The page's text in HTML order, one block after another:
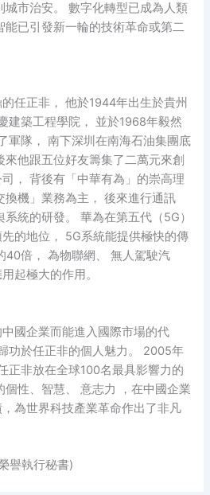
城市治安。 數字化轉型已成為人類
能已引發新一輪的技術革命或第二
任正非， 他於1944年出生於貴州
建築工程學院， 並於1968年毅然
軍隊， 南下深圳在南海石油集團底
他跟五位好友籌集了二萬元來創
， 背後有「中華有為」的崇高理
換機」業務為主， 後來進行通訊
系統的研發。 華為在第五代（5G）
的地位， 5G系統能提供極快的傳
40倍， 為物聯網、 無人駕駛汽
起極大的作用。
國企業而能進入國際市場的代
功於任正非的個人魅力。 2005年
正非放在全球100名最具影響力的
個性、智慧、 意志力 ，在中國企業
為世界科技產業革命作出了非凡
譽執行秘書)